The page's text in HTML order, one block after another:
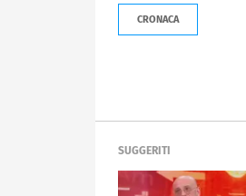
CRONACA
SUGGERITI